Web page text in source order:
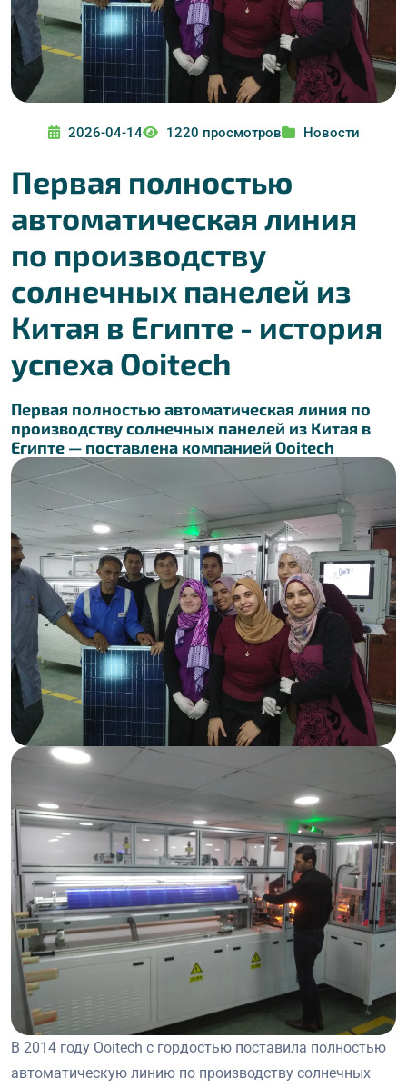
2026-04-14 1220 просмотров Новости
Первая полностью
автоматическая линия
по производству
солнечных панелей из
Китая в Египте - история
успеха Ooitech
Первая полностью автоматическая линия по
производству солнечных панелей из Китая в
Египте — поставлена компанией Ooitech
В 2014 году Ooitech с гордостью поставила полностью
автоматическую линию по производству солнечных